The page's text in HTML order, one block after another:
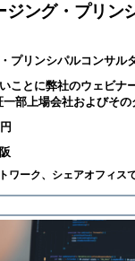
ジング・プリン
プリンシパルコンサル
ことに弊社のウェビナ
部上場会社およびそ
ワーク、シェアオフィス